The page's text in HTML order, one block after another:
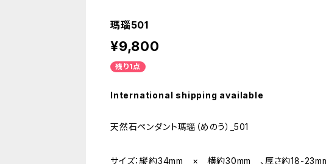
瑪瑙501
¥9,800
残り1点
International shipping available
天然石ペンダント瑪瑙（めのう）_501
サイズ：縦約34mm × 横約30mm 、厚さ約18-